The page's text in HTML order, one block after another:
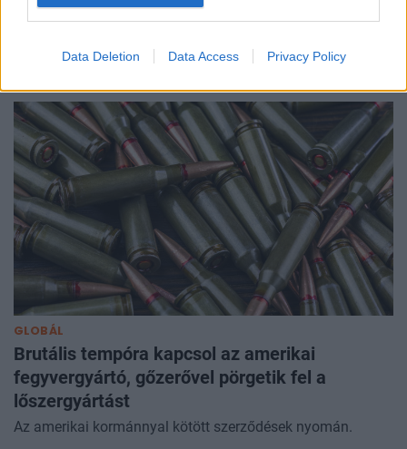
Data Deletion Data Access Privacy Policy
Szomjazik a föld, de esőre alig van remény
Visszatér a kánikula, majd újabb száraz hidegfront érkezik
GLOBÁL
Brutális tempóra kapcsol az amerikai
fegyvergyártó, gőzerővel pörgetik fel a
lőszergyártást
Az amerikai kormánnyal kötött szerződések nyomán.